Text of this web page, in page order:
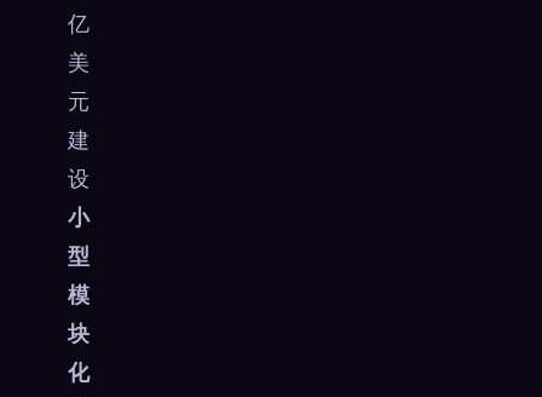
亿
美
元
建
设
小
型
模
块
化